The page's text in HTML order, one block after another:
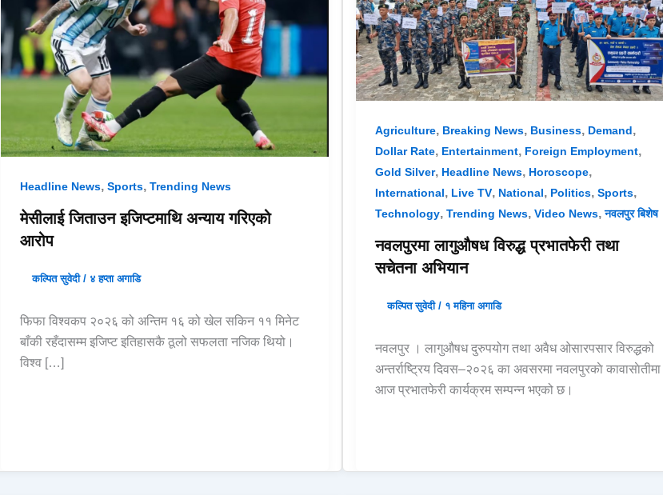
Headline News, Sports, Trending News
मेसीलाई जिताउन इजिप्टमाथि अन्याय गरिएको
आरोप
कल्पित सुवेदी / ४ हप्ता अगाडि
फिफा विश्वकप २०२६ को अन्तिम १६ को खेल सकिन ११ मिनेट
बाँकी रहँदासम्म इजिप्ट इतिहासकै ठूलो सफलता नजिक थियो।
विश्व […]
Agriculture, Breaking News, Business, Demand,
Dollar Rate, Entertainment, Foreign Employment,
Gold Silver, Headline News, Horoscope,
International, Live TV, National, Politics, Sports,
Technology, Trending News, Video News,नवलपुर बिशेष
नवलपुरमा लागुऔषध विरुद्ध प्रभातफेरी तथा
सचेतना अभियान
कल्पित सुवेदी / १ महिना अगाडि
नवलपुर । लागुऔषध दुरुपयोग तथा अवैध ओसारपसार विरुद्धको
अन्तर्राष्ट्रिय दिवस–२०२६ का अवसरमा नवलपुरकाे कावासाेतीमा
आज प्रभातफेरी कार्यक्रम सम्पन्न भएको छ।